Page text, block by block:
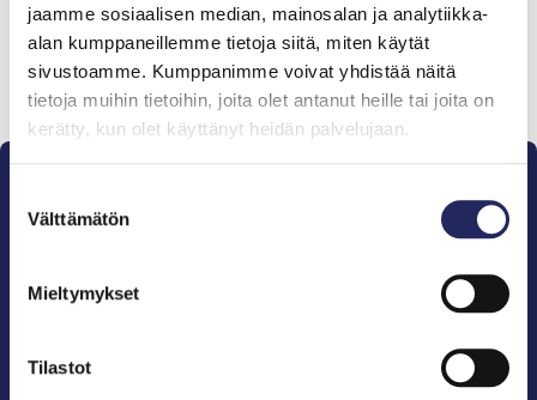
jaamme sosiaalisen median, mainosalan ja analytiikka-
alan kumppaneillemme tietoja siitä, miten käytät
sivustoamme. Kumppanimme voivat yhdistää näitä
tietoja muihin tietoihin, joita olet antanut heille tai joita on
kerätty, kun olet käyttänyt heidän palvelujaan.
valinta
Välttämätön
Mieltymykset
Tilastot
Lahjoita ja liity tähän tiimiin
Pelastamme Itämeren ja sen perinnön tuleville
John Nurmisen Säätiö on Itämeren suojelija, meren